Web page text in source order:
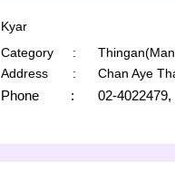
Kyar
Category
:
Address
: Chan Aye
Phone : 02-